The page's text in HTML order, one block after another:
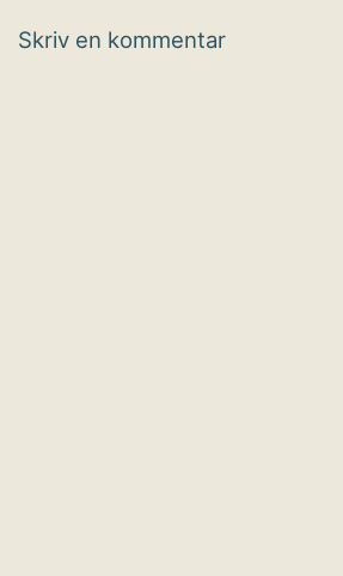
Skriv en kommentar